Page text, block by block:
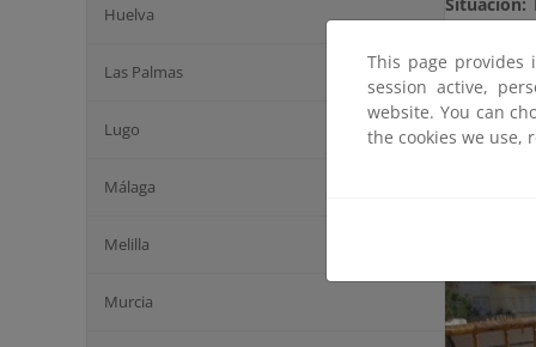
Huelva
Las Palmas
Lugo
Málaga
Melilla
Murcia
Situación:
Haga
This page provides
session active,
website. You can
the cookies we use,